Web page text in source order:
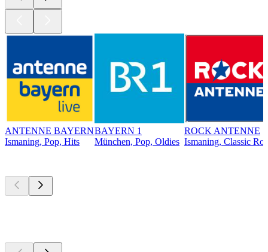
ANTENNE BAYERN
Ismaning, Pop, Hits
BAYERN 1
München, Pop, Oldies
ROCK ANTENNE
Ismaning, Classic